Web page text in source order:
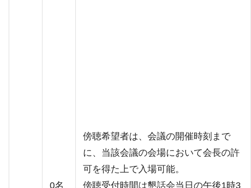
0名
傍聴希望者は、会議の開催時刻まで
に、当該会議の会場において会長の許
可を得た上で入場可能。
傍聴受付時間は懇話会当日の午後1時3